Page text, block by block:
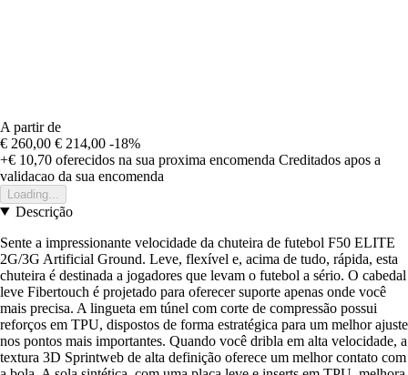
A partir de
€ 260,00 € 214,00 -18%
+€ 10,70 oferecidos na sua proxima encomenda Creditados apos a
validacao da sua encomenda
Loading...
Descrição
Sente a impressionante velocidade da chuteira de futebol F50 ELITE
2G/3G Artificial Ground. Leve, flexível e, acima de tudo, rápida, esta
chuteira é destinada a jogadores que levam o futebol a sério. O cabedal
leve Fibertouch é projetado para oferecer suporte apenas onde você
mais precisa. A lingueta em túnel com corte de compressão possui
reforços em TPU, dispostos de forma estratégica para um melhor ajuste
nos pontos mais importantes. Quando você dribla em alta velocidade, a
textura 3D Sprintweb de alta definição oferece um melhor contato com